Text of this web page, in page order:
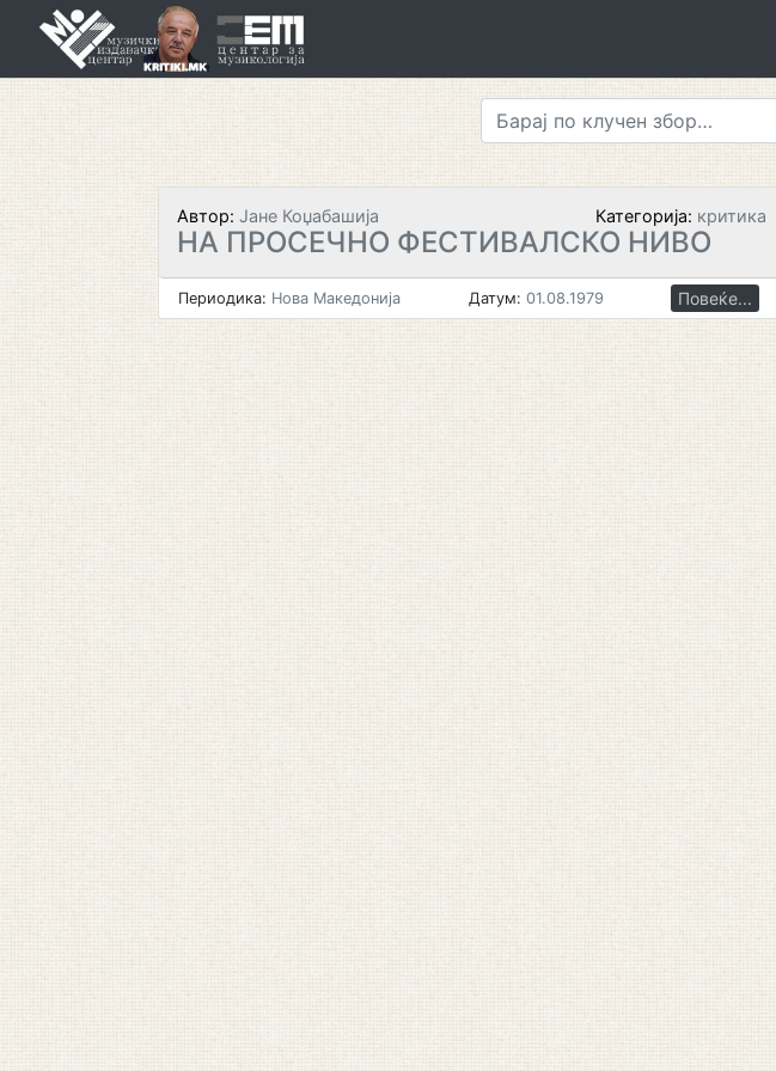
Автор: Јане Коџабашија Категорија: критика
НА ПРОСЕЧНО ФЕСТИВАЛСКО НИВО
Периодика: Нова Македонија Датум: 01.08.1979 Повеќе...